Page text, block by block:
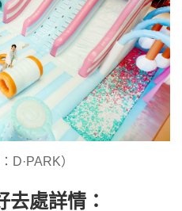
D·PARK）
去處詳情：